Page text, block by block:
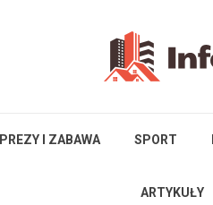
I ZABAWA SPORT
ARTYKUŁY